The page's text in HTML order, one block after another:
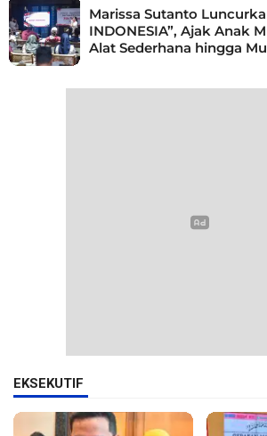
Marissa Sutanto
INDONESIA”, Ajak Anak
Alat Sederhana hingga
EKSEKUTIF